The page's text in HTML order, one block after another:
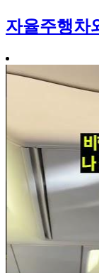
자율주행차